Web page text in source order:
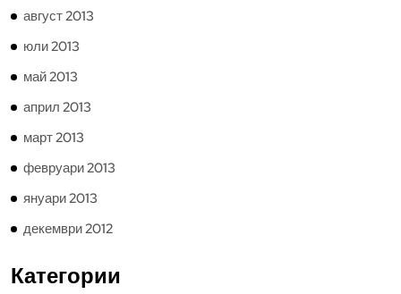
август 2013
юли 2013
май 2013
април 2013
март 2013
февруари 2013
януари 2013
декември 2012
Категории